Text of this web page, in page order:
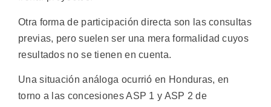
Otra forma de participación directa son las consultas
previas, pero suelen ser una mera formalidad cuyos
resultados no se tienen en cuenta.
Una situación análoga ocurrió en Honduras, en
torno a las concesiones ASP 1 y ASP 2 de